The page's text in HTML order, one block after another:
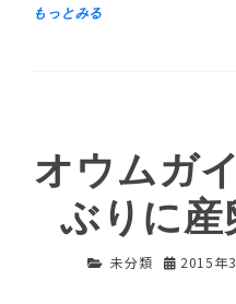
オウムガ
ぶりに産
未分類 2015年